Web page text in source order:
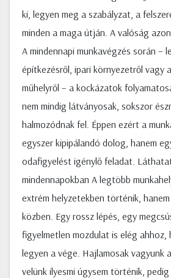
ki, legyen meg a szabályzat, a
minden a maga útján. A valóság
A mindennapi munkavégzés során –
építkezésről, ipari környezetről vagy
műhelyről – a kockázatok
nem mindig látványosak, sokszor
halmozódnak fel. Éppen ezért a
egyszer kipipálandó dolog, hanem
odafigyelést igénylő feladat.
mindennapokban A legtöbb
extrém helyzetekben történik,
közben. Egy rossz lépés, egy
figyelmetlen mozdulat is elég ahhoz,
legyen a vége. Hajlamosak vagyunk
velünk ilyesmi úgysem történik,